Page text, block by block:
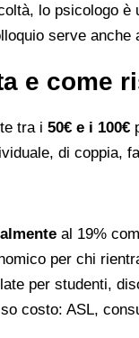
lo psicologo
serve
e come
tra i 50€ e i 100€
di coppia,
al 19%
per chi
per studenti,
costo: ASL,